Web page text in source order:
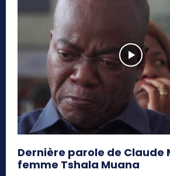
Dernière parole de Claude
femme Tshala Muana